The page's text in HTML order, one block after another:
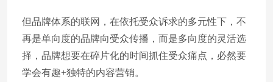
但品牌体系的联网，在依托受众诉求的多元性下，不
再是单向度的品牌向受众传播，而是多向度的灵活选
择，品牌想要在碎片化的时间抓住受众痛点，必然要
学会有趣+独特的内容营销。